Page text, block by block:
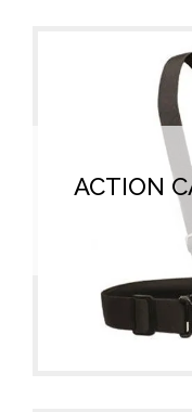
ACTION